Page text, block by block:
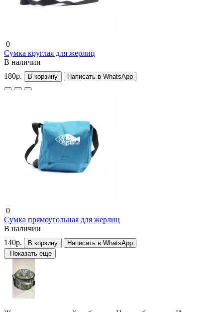
0
Сумка круглая для жерлиц
В наличии
180р.
В корзину Написать в WhatsApp
0
Сумка прямоугольная для жерлиц
В наличии
140р.
В корзину
Написать в WhatsApp
Показать еще